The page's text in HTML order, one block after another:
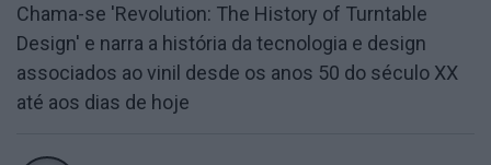
Chama-se 'Revolution: The History of Turntable
Design' e narra a história da tecnologia e design
associados ao vinil desde os anos 50 do século XX
até aos dias de hoje